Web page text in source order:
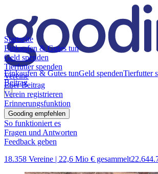
Einkaufen & Gutes tunGeld spendenTierfutter
Beitrag
Startseite
Einkaufen & Gutes tun
Geld spenden
Tierfutter spenden
Vereine
Euer Beitrag
Verein registrieren
Erinnerungsfunktion
Gooding empfehlen
So funktioniert es
Fragen und Antworten
Feedback geben
18.358 Vereine | 22,6 Mio € gesammelt